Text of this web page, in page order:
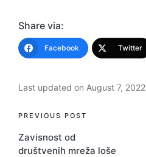
Share via:
Facebook Twitter
Last updated on August 7, 2022
Post
navigation
PREVIOUS POST
Zavisnost od
društvenih mreža loše